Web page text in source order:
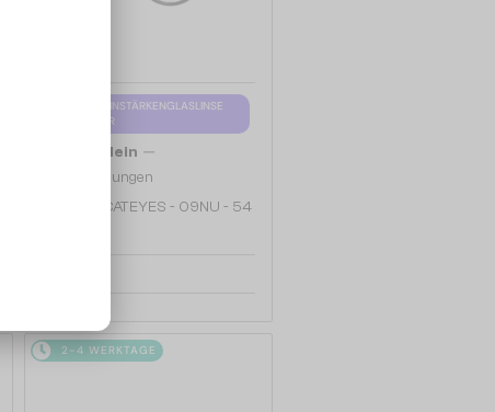
MIT EINER EINSTÄRKENGLASLINSE
PLUS 65 EUR
Philipp Plein —
Brillenfassungen
VPP052 CATEYES - 09NU - 54
2-4 WERKTAGE